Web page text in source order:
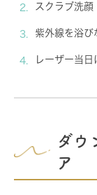
スクラブ洗顔
紫外線を浴び
レーザー当
ダウ
ア